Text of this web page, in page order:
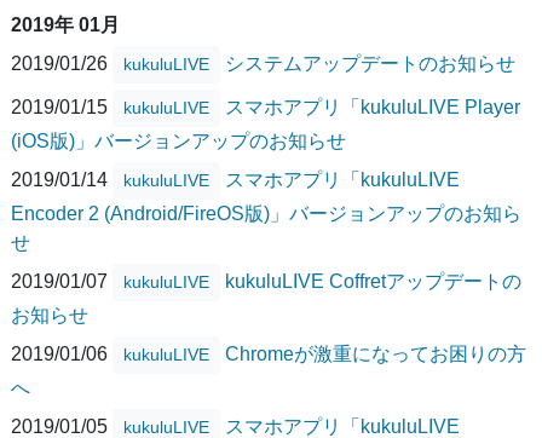
2019年 01月
2019/01/26
kukuluLIVE システムアップデートのお知らせ
2019/01/15 kukuluLIVE
スマホアプリ「kukuluLIVE Player
(iOS版)」バージョンアップのお知らせ
2019/01/14
kukuluLIVE
スマホアプリ「kukuluLIVE
Encoder 2 (Android/FireOS版)」バージョンアップのお知ら
せ
2019/01/07
kukuluLIVE
kukuluLIVE Coffretアップデートの
お知らせ
2019/01/06
kukuluLIVE
Chromeが激重になってお困りの方
へ
2019/01/05
kukuluLIVE
スマホアプリ「kukuluLIVE